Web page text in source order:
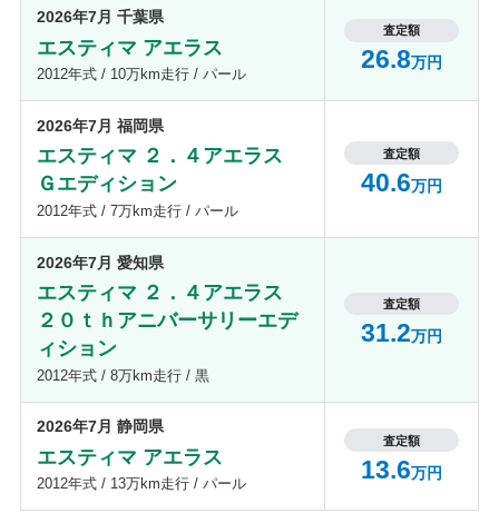
2026年7月 千葉県
エスティマ アエラス
2012年式 / 10万km走行 / パール
査定額
26.8万円
2026年7月 福岡県
エスティマ ２．４アエラス
Ｇエディション
2012年式 / 7万km走行 / パール
査定額
40.6万円
2026年7月 愛知県
エスティマ ２．４アエラス
２０ｔｈアニバーサリーエデ
ィション
2012年式 / 8万km走行 / 黒
査定額
31.2万円
2026年7月 静岡県
エスティマ アエラス
2012年式 / 13万km走行 / パール
査定額
13.6万円